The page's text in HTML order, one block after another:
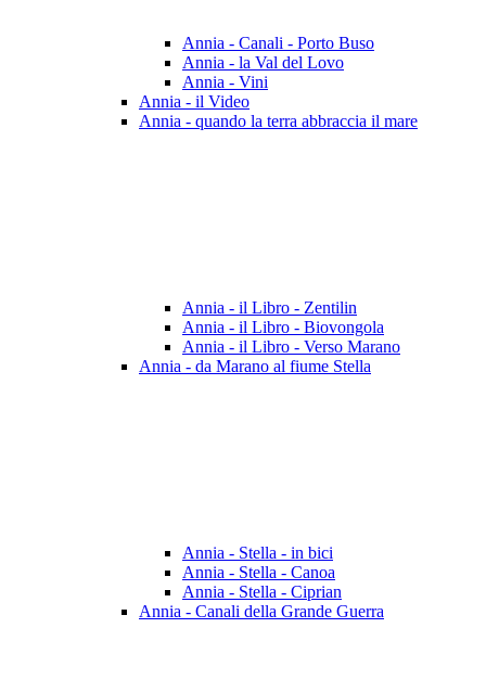
Annia - Canali - Porto Buso
Annia - la Val del Lovo
Annia - Vini
Annia - il Video
Annia - quando la terra abbraccia il mare
Annia - il Libro - Zentilin
Annia - il Libro - Biovongola
Annia - il Libro - Verso Marano
Annia - da Marano al fiume Stella
Annia - Stella - in bici
Annia - Stella - Canoa
Annia - Stella - Ciprian
Annia - Canali della Grande Guerra